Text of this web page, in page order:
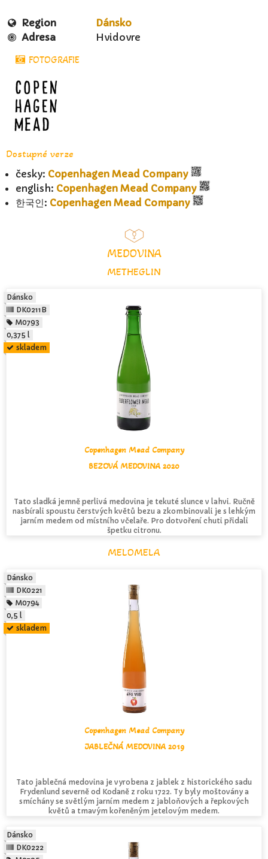
Region
Dánsko
Adresa
Hvidovre
FOTOGRAFIE
Dostupné verze
česky: Copenhagen Mead Company
english: Copenhagen Mead Company
한국인: Copenhagen Mead Company
MEDOVINA
METHEGLIN
Copenhagen Mead Company
BEZOVÁ MEDOVINA 2020
Tato sladká jemně perlivá medovina je tekuté slunce v lahvi. Ručně
nasbírali spoustu čerstvých květů bezu a zkombinovali je s lehkým
jarním medem od místního včelaře. Pro dotvoření chuti přidali
špetku citronu.
Dánsko
DK0211B
M0793
0,375 l
skladem
MELOMELA
Copenhagen Mead Company
JABLEČNÁ MEDOVINA 2019
Tato jablečná medovina je vyrobena z jablek z historického sadu
Frydenlund severně od Kodaně z roku 1722. Ty byly moštovány a
smíchány se světlým jarním medem z jabloňových a řepkových
květů a tmavým kořeněným jetelovým medem.
Dánsko
DK0221
M0794
0,5 l
skladem
Dánsko
DK0222